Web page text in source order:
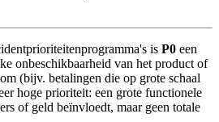
is P0 een
onbeschikbaarheid van het product of
(bijv. betalingen die op grote schaal
hoge prioriteit: een grote functionele
of geld beïnvloedt, maar geen totale